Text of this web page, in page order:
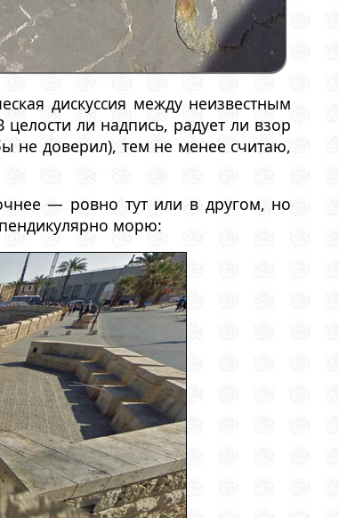
дискуссия между неизвестным
ли надпись, радует ли взор
не доверил), тем не менее считаю,
— ровно тут или в другом, но
морю: